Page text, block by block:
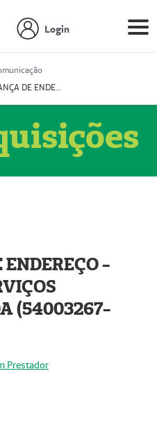
Login
MUDANÇA DE ENDEREÇO - DIAGITAB SERVIÇOS MÉDICOS LTDA (54003267-5)
-
(54003267-
Prestador